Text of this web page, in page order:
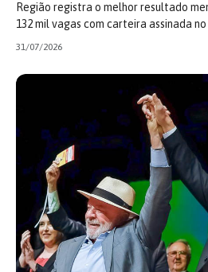
Região registra o melhor resultado
132 mil vagas com carteira assinada
31/07/2026